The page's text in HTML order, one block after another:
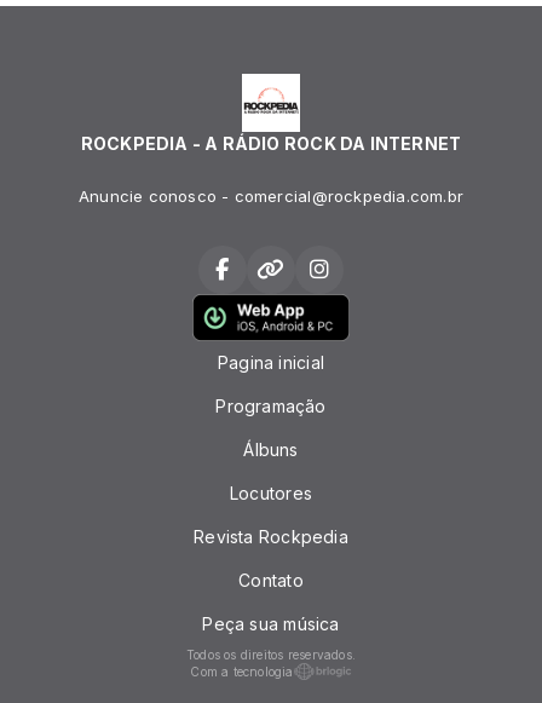
ROCKPEDIA - A RÁDIO ROCK DA INTERNET
Anuncie conosco - comercial@rockpedia.com.br
Pagina inicial
Programação
Álbuns
Locutores
Revista Rockpedia
Contato
Peça sua música
Todos os direitos reservados.
Com a tecnologia